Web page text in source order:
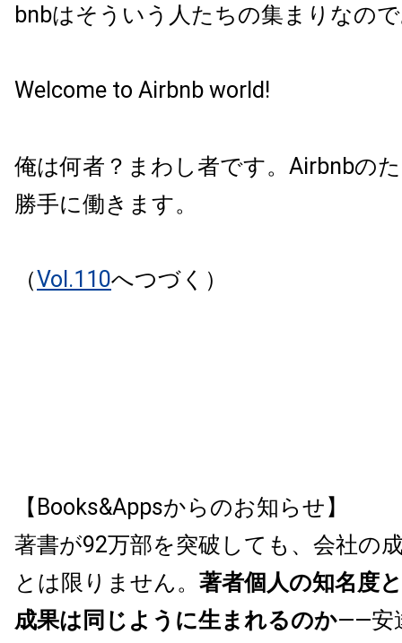
bnbはそういう人たちの集まりなの
Welcome to Airbnb world!
俺は何者？まわし者です。Airbnbの
勝手に働きます。
（Vol.110へつづく）
【Books&Appsからのお知らせ】
著書が92万部を突破しても、会社の
とは限りません。 著者個人の知名度
成果は同じように生まれるのか——安